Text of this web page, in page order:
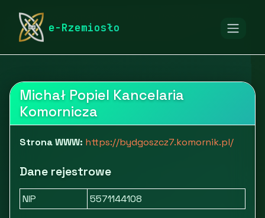
e-Rzemiosło
rymarstwo-poznan.pl
Michał Popiel Kancelaria Komornicza
Michał Popiel Kancelaria
Komornicza
Strona WWW: https://bydgoszcz7.komornik.pl/
Dane rejestrowe
NIP 5571144108